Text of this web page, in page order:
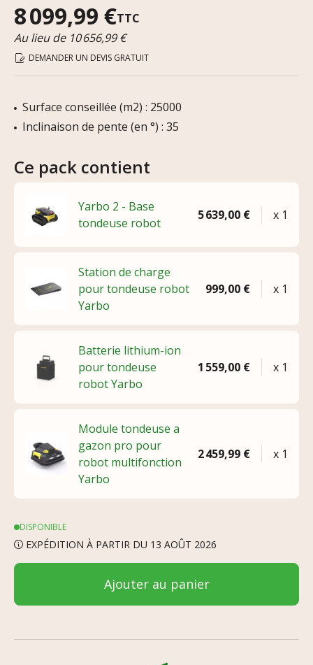
8 099,99 €TTC
Au lieu de 10 656,99 €
DEMANDER UN DEVIS GRATUIT
Surface conseillée (m2) : 25000
Inclinaison de pente (en °) : 35
Ce pack contient
Yarbo 2 - Base
tondeuse robot
5 639,00 € x 1
Station de charge
pour tondeuse robot
Yarbo
999,00 € x 1
Batterie lithium-ion
pour tondeuse
robot Yarbo
1 559,00 € x 1
Module tondeuse a
gazon pro pour
robot multifonction
Yarbo
2 459,99 € x 1
DISPONIBLE
EXPÉDITION À PARTIR DU 13 AOÛT 2026
Ajouter au panier